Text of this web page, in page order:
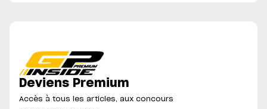
Deviens Premium
Accès à tous les articles, aux concours